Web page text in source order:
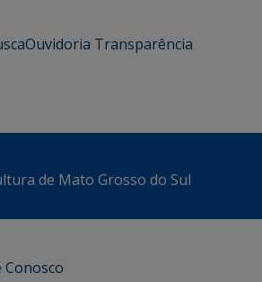
Ouvidoria Transparência
de Mato Grosso do Sul
Conosco